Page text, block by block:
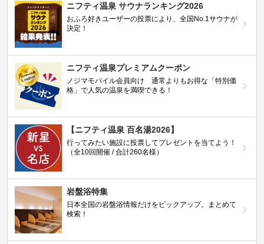
ニフティ温泉 サウナランキング2026
おふろ好きユーザーの投票により、全国No.1サウナが
決定！
ニフティ温泉プレミアムクーポン
ノジマモバイル会員向け 通常よりもお得な「特別価
格」で人気の温泉を満喫できる！
【ニフティ温泉 百名湯2026】
行ってみたい施設に投票してプレゼントを当てよう！
（全10回開催 / 合計260名様）
岩盤浴特集
日本全国の岩盤浴情報だけをピックアップ。まとめて
検索！